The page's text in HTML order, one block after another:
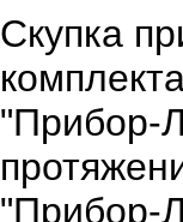
Скупка
"Прибор-
"Прибор-